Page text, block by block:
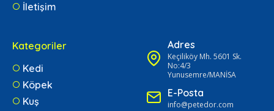
İletişim
Kategoriler
Kedi
Köpek
Kuş
Adres
Keçiliköy Mh. 5601 Sk.
No:4/3
Yunusemre/MANİSA
E-Posta
info@petedor.com